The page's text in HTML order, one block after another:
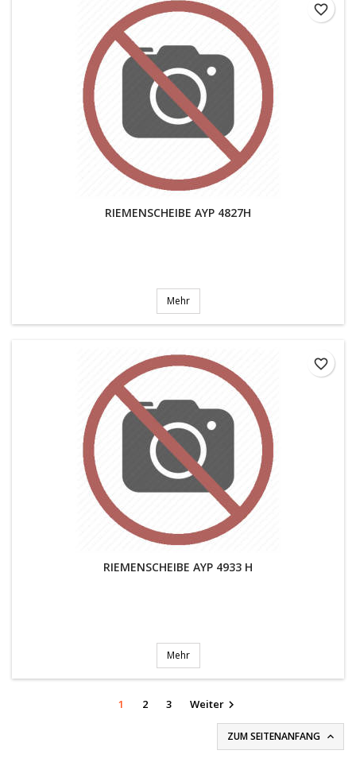
RIEMENSCHEIBE AYP 4827H
Mehr
favorite_border
RIEMENSCHEIBE AYP 4933 H
Mehr
favorite_border
1 2 3 Weiter
ZUM SEITENANFANG 